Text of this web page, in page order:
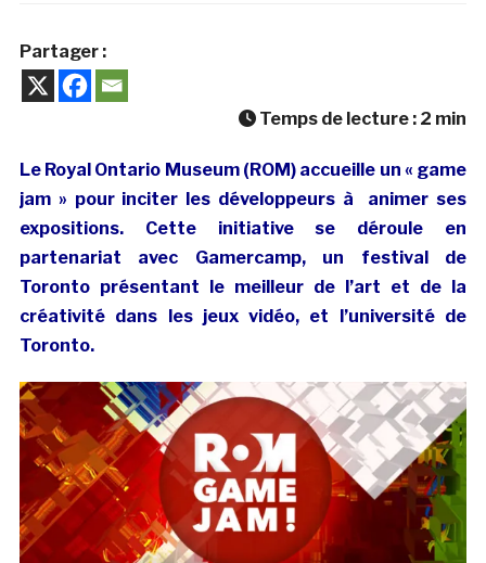
Partager :
Temps de lecture : 2 min
Le Royal Ontario Museum (ROM) accueille un « game
jam » pour inciter les développeurs à animer ses
expositions. Cette initiative se déroule en
partenariat avec Gamercamp, un festival de
Toronto présentant le meilleur de l’art et de la
créativité dans les jeux vidéo, et l’université de
Toronto.